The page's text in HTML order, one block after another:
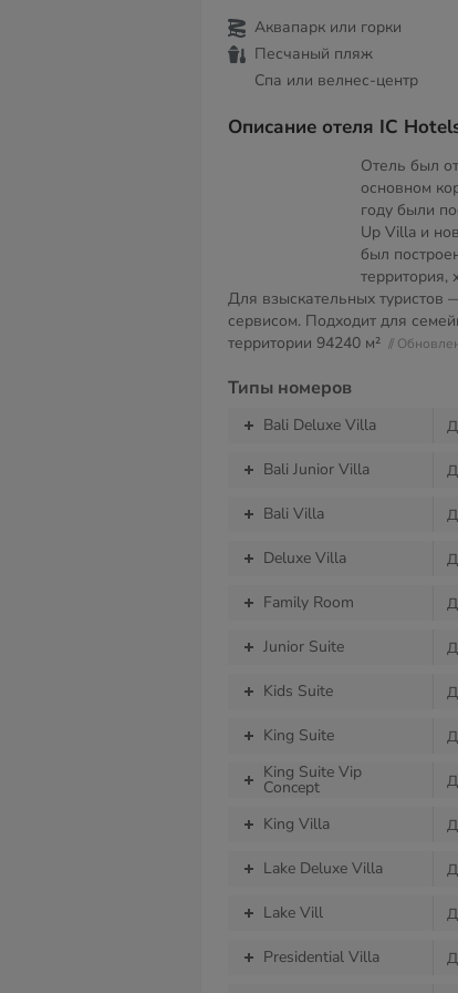
Аквапарк или горки
Песчаный пляж
Спа или велнес-центр
Описание отеля IC
Отель был
основном
году были
Up Villa и
был
Для взыскательных
сервисом. Подходит для
территории 94240 м² //
Типы номеров
Bali Deluxe Villa
Bali Junior Villa
Bali Villa
Deluxe Villa
Family Room
Junior Suite
Kids Suite
King Suite
King Suite Vip
Concept
King Villa
Lake Deluxe Villa
Lake Vill
Presidential Villa